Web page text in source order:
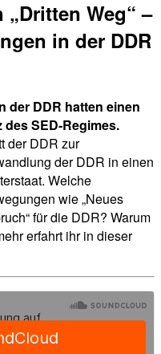
Weg“ –
in der DDR
der DDR hatten einen
SED-Regimes.
der DDR zur
der DDR in einen
Welche
wie „Neues
für die DDR? Warum
erfahrt ihr in dieser